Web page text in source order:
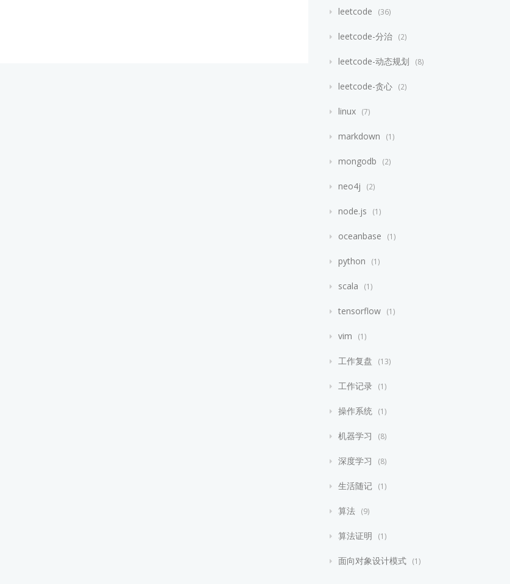
leetcode 36
leetcode-分治 2
leetcode-动态规划 8
leetcode-贪心 2
linux 7
markdown 1
mongodb 2
neo4j 2
node.js 1
oceanbase 1
python 1
scala 1
tensorflow 1
vim 1
工作复盘 13
工作记录 1
操作系统 1
机器学习 8
深度学习 8
生活随记 1
算法 9
算法证明 1
面向对象设计模式 1